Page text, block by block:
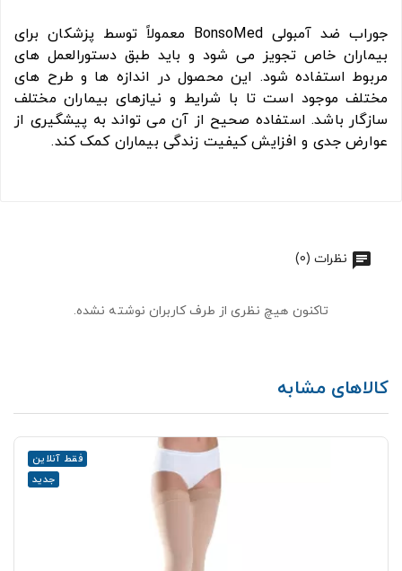
جوراب ضد آمبولی BonsoMed معمولاً توسط پزشکان برای
بیماران خاص تجویز می شود و باید طبق دستورالعمل های
مربوط استفاده شود. این محصول در اندازه ها و طرح های
مختلف موجود است تا با شرایط و نیازهای بیماران مختلف
سازگار باشد. استفاده صحیح از آن می تواند به پیشگیری از
عوارض جدی و افزایش کیفیت زندگی بیماران کمک کند.
نظرات (0)
تاکنون هیچ نظری از طرف کاربران نوشته نشده.
کالاهای مشابه
فقط آنلاین
جدید